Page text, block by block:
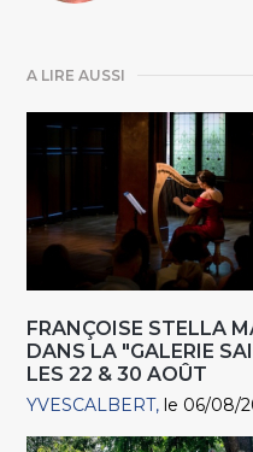
A LIRE AUSSI
FRANÇOISE STELLA
DANS LA "GALERIE
LES 22 & 30 AOÛT
YVESCALBERT le 06/08/